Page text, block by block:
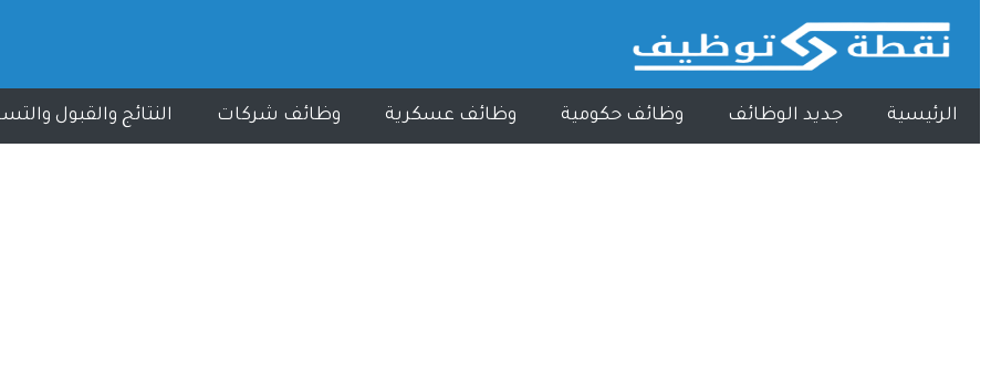
الرئيسية جديد الوظائف وظائف حكومية وظائف عسكرية وظائف شركات النتائج والقبول